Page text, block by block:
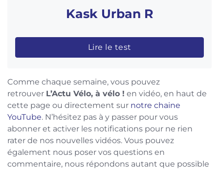
Kask Urban R
Lire le test
Comme chaque semaine, vous pouvez
retrouver L’Actu Vélo, à vélo ! en vidéo, en haut de
cette page ou directement sur notre chaine
YouTube. N’hésitez pas à y passer pour vous
abonner et activer les notifications pour ne rien
rater de nos nouvelles vidéos. Vous pouvez
également nous poser vos questions en
commentaire, nous répondons autant que possible